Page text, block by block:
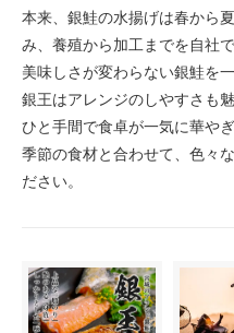
本来、銀鮭の水揚げは春から
み、養殖から加工までを自社
美味しさが変わらない銀鮭を
銀王はアレンジのしやすさも
ひと手間で食卓が一気に華やぎ
季節の食材と合わせて、色々
ださい。